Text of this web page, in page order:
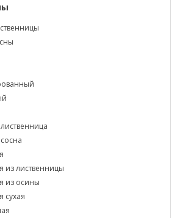
из лиственницы
из осины
сухая